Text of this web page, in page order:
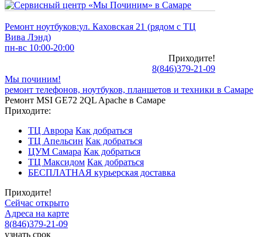
Ремонт ноутбуков:ул. Каховская 21 (рядом с ТЦ
Вива Лэнд)
пн-вс 10:00-20:00
Приходите!
8(846)379-21-09
Мы починим!
ремонт телефонов, ноутбуков, планшетов и техники в Самаре
Ремонт MSI GE72 2QL Apache в Самаре
Приходите:
ТЦ Аврора Как добраться
ТЦ Апельсин Как добраться
ЦУМ Самара Как добраться
ТЦ Максидом Как добраться
БЕСПЛАТНАЯ курьерская доставка
Приходите!
Сейчас открыто
Адреса на карте
8(846)379-21-09
узнать срок